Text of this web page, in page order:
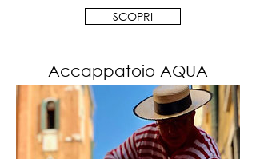
SCOPRI
Accappatoio AQUA